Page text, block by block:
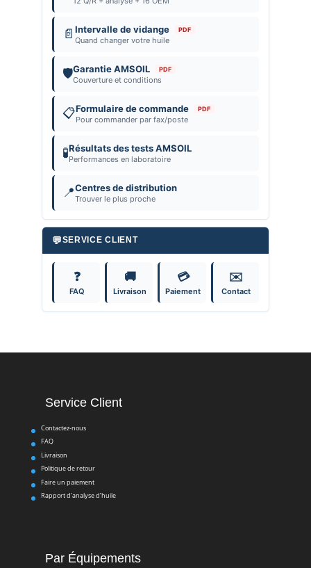
📄 Intervalle de vidange PDF
Quand changer votre huile
🛡️Garantie AMSOIL PDF
Couverture et conditions
📋Formulaire de commande PDF
Pour commander par fax/poste
🧪Résultats des tests AMSOIL
Performances en laboratoire
📍Centres de distribution
Trouver le plus proche
💬SERVICE CLIENT
❓
FAQ
🚚
Livraison
💳
Paiement
✉️
Contact
Service Client
Contactez-nous
FAQ
Livraison
Politique de retour
Faire un paiement
Rapport d’analyse d’huile
Par Équipements